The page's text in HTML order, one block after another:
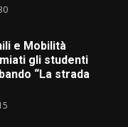
e Mobilità
gli studenti
“La strada